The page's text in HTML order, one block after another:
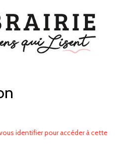
identifier pour accéder à cette